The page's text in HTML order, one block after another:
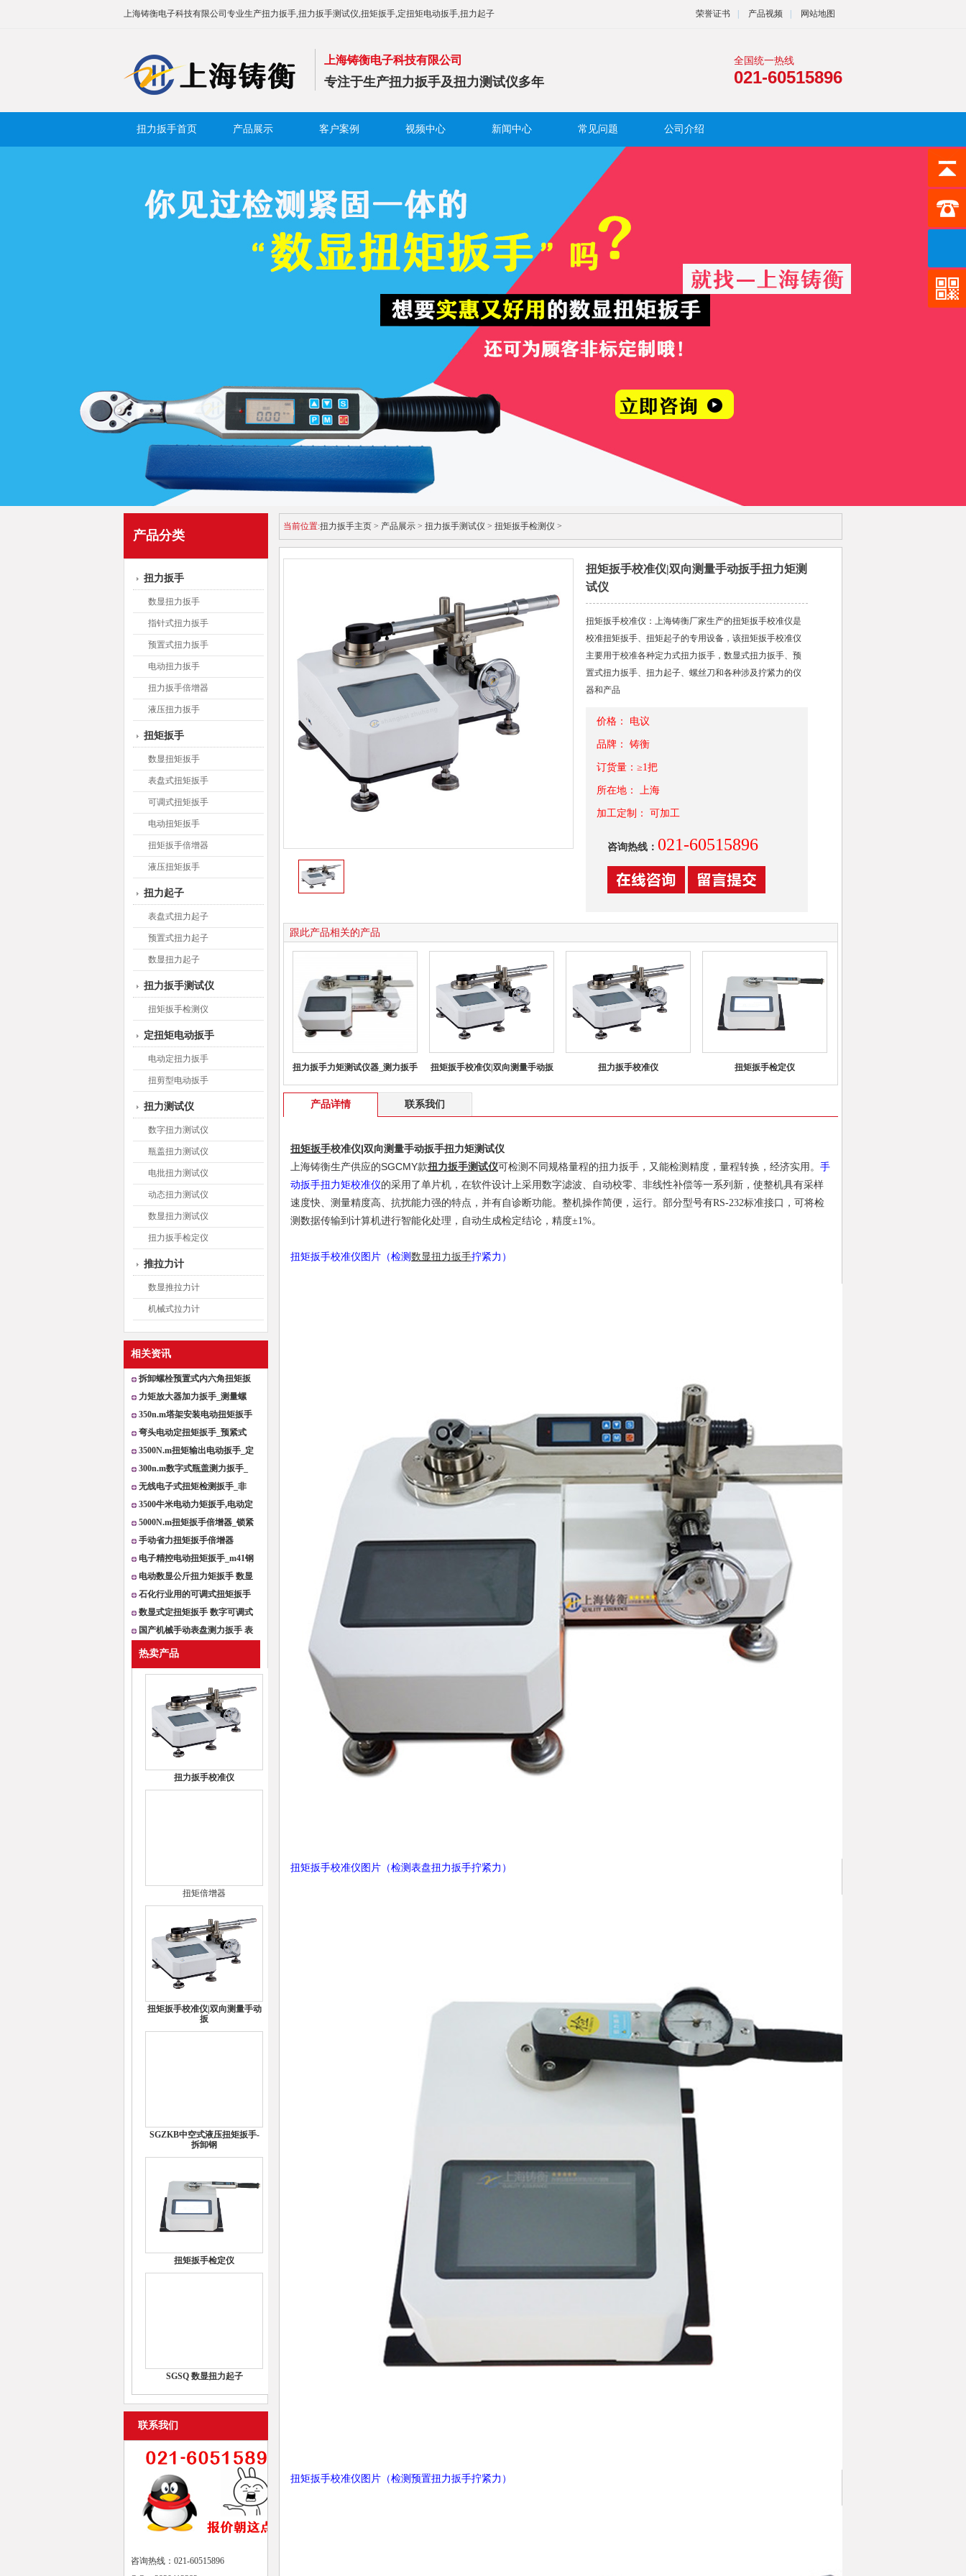
上海铸衡电子科技有限公司专业生产扭力扳手,扭力扳手测试仪,扭矩扳手,定扭矩电动扳手,扭力起子 荣誉证书 产品视频 网站地图
上海铸衡电子科技有限公司
专注于生产扭力扳手及扭力测试仪多年
全国统一热线
021-60515896
扭力扳手首页 产品展示 客户案例 视频中心 新闻中心 常见问题 公司介绍
产品分类
扭力扳手
数显扭力扳手
指针式扭力扳手
预置式扭力扳手
电动扭力扳手
扭力扳手倍增器
液压扭力扳手
扭矩扳手
数显扭矩扳手
表盘式扭矩扳手
可调式扭矩扳手
电动扭矩扳手
扭矩扳手倍增器
液压扭矩扳手
扭力起子
表盘式扭力起子
预置式扭力起子
数显扭力起子
扭力扳手测试仪
扭矩扳手检测仪
定扭矩电动扳手
电动定扭力扳手
扭剪型电动扳手
扭力测试仪
数字扭力测试仪
瓶盖扭力测试仪
电批扭力测试仪
动态扭力测试仪
数显扭力测试仪
扭力扳手检定仪
推拉力计
数显推拉力计
机械式拉力计
相关资讯
拆卸螺栓预置式内六角扭矩扳
手_
力矩放大器加力扳手_测量螺
栓强
350n.m塔架安装电动扭矩扳手
_螺
弯头电动定扭矩扳手_预紧式
数显
3500N.m扭矩输出电动扳手_定
扭矩
300n.m数字式瓶盖测力扳手_
手动
无线电子式扭矩检测扳手_非
标定
3500牛米电动力矩扳手,电动定
扭
5000N.m扭矩扳手倍增器_锁紧
拆松
手动省力扭矩扳手倍增器
_7200n.m
电子精控电动扭矩扳手_m41钢
结构
电动数显公斤扭力矩扳手 数显
式
石化行业用的可调式扭矩扳手
40-5
数显式定扭矩扳手 数字可调式
扭
国产机械手动表盘测力扳手 表
盘
热卖产品
扭力扳手校准仪
扭矩倍增器
扭矩扳手校准仪|双向测量手动
扳
SGZKB中空式液压扭矩扳手-
拆卸钢
扭矩扳手检定仪
SGSQ 数显扭力起子
联系我们
咨询热线：021-60515896
当前位置:扭力扳手主页 > 产品展示 > 扭力扳手测试仪 > 扭矩扳手检测仪 >
扭矩扳手校准仪|双向测量手动扳手扭力矩测
试仪
扭矩扳手校准仪：上海铸衡厂家生产的扭矩扳手校准仪是
校准扭矩扳手、扭矩起子的专用设备，该扭矩扳手校准仪
主要用于校准各种定力式扭力扳手，数显式扭力扳手、预
置式扭力扳手、扭力起子、螺丝刀和各种涉及拧紧力的仪
器和产品
价格： 电议
品牌： 铸衡
订货量：≥1把
所在地： 上海
加工定制： 可加工
咨询热线： 021-60515896
跟此产品相关的产品
扭力扳手力矩测试仪器_测力扳手 扭矩扳手校准仪|双向测量手动扳 扭力扳手校准仪 扭矩扳手检定仪
产品详情 联系我们
扭矩扳手校准仪|双向测量手动扳手扭力矩测试仪
上海铸衡生产供应的SGCMY款扭力扳手测试仪可检测不同规格量程的扭力扳手，又能检测精度，量程转换，经济实用。 手
动扳手扭力矩校准仪的采用了单片机，在软件设计上采用数字滤波、自动校零、非线性补偿等一系列新，使整机具有采样
速度快、测量精度高、抗扰能力强的特点，并有自诊断功能。整机操作简便，运行。部分型号有RS-232标准接口，可将检
测数据传输到计算机进行智能化处理，自动生成检定结论，精度±1%。
扭矩扳手校准仪图片（检测 数显扭力扳手拧紧力）
扭矩扳手校准仪图片（检测表盘扭力扳手拧紧力）
扭矩扳手校准仪图片（检测预置扭力扳手拧紧力）